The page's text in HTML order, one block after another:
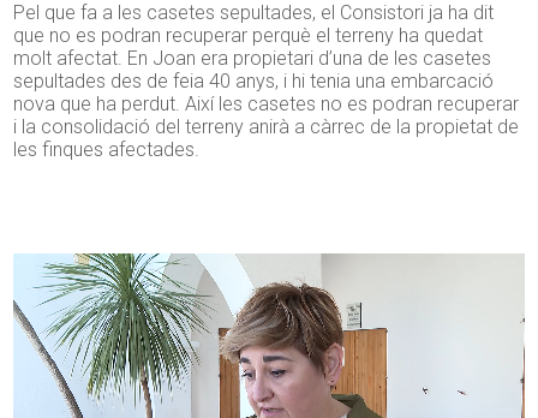
Pel que fa a les casetes sepultades, el Consistori ja ha dit
que no es podran recuperar perquè el terreny ha quedat
molt afectat. En Joan era propietari d’una de les casetes
sepultades des de feia 40 anys, i hi tenia una embarcació
nova que ha perdut. Així les casetes no es podran recuperar
i la consolidació del terreny anirà a càrrec de la propietat de
les finques afectades.